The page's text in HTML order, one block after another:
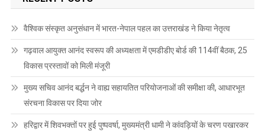
वैश्विक संस्कृत अनुसंधान में भारत-नेपाल पहल का उत्तराखंड ने किया नेतृत्व
गढ़वाल आयुक्त आनंद स्वरूप की अध्यक्षता में एमडीडीए बोर्ड की 114वीं बैठक, 25
विकास प्रस्तावों को मिली मंजूरी
मुख्य सचिव आनंद बर्द्धन ने वाह्य सहायतित परियोजनाओं की समीक्षा की, आधारभूत
संरचना विकास पर दिया जोर
हरिद्वार में शिवभक्तों पर हुई पुष्पवर्षा, मुख्यमंत्री धामी ने कांवड़ियों के चरण पखारकर